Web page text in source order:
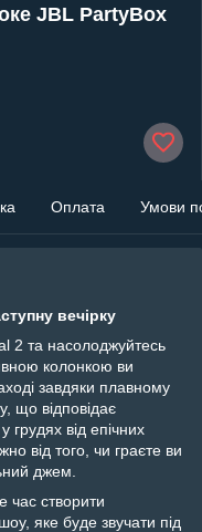
JBL PartyBox
Оплата Умови
вечірку
2 та насолоджуйтесь
колонкою ви
завдяки плавному
що відповідає
грудях від епічних
від того, чи граєте ви
джем.
час створити
яке буде звучати під